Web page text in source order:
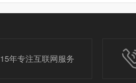
15年专注互联网服务